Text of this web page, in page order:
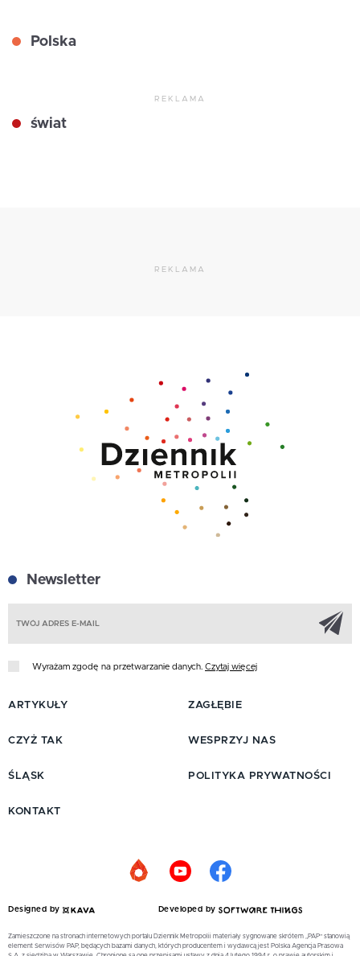
Polska
REKLAMA
świat
REKLAMA
Newsletter
Wyrażam zgodę na przetwarzanie danych. Czytaj więcej
ARTYKUŁY
CZYŻ TAK
ŚLĄSK
ZAGŁĘBIE
WESPRZYJ NAS
POLITYKA PRYWATNOŚCI
KONTAKT
Designed by Developed by
Zamieszczone na stronach internetowych portalu Dziennik Metropolii materiały sygnowane skrótem „PAP” stanowią
element Serwisów PAP, będących bazami danych, których producentem i wydawcą jest Polska Agencja Prasowa